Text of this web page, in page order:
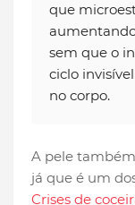
que
sem que o
ciclo
no corpo.
A pele
já que é um
Crises de